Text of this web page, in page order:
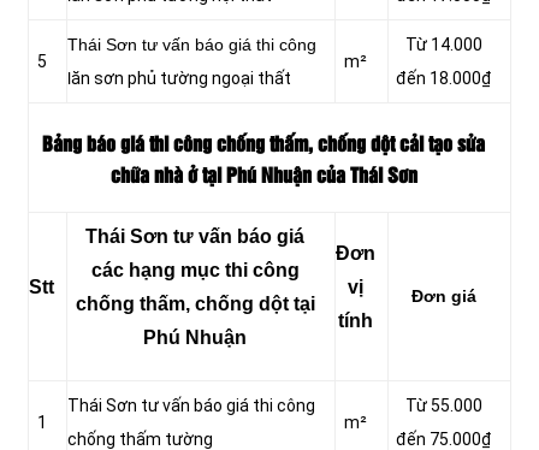
5
Thái Sơn tư vấn báo giá thi công
lăn sơn phủ tường ngoại thất
m²
Từ 14.000
đến 18.000₫
Bảng báo giá thi công chống thấm, chống dột cải tạo sửa
chữa nhà ở tại Phú Nhuận của Thái Sơn
Stt
Thái Sơn tư vấn báo giá
các hạng mục thi công
chống thấm, chống dột tại
Phú Nhuận
Đơn
vị
tính
Đơn giá
1
Thái Sơn tư vấn báo giá thi công
chống thấm tường
m²
Từ 55.000
đến 75.000₫